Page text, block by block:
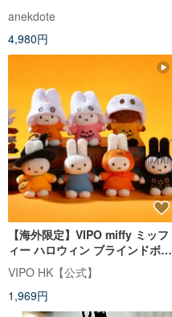
anekdote
4,980円
【海外限定】VIPO miffy ミッフ
ィー ハロウィン ブラインドボッ
クスキーホルダー (ランダム1個
入り)
VIPO HK【公式】
1,969円